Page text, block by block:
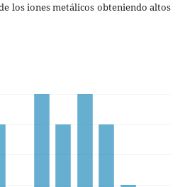
los iones metálicos obteniendo altos